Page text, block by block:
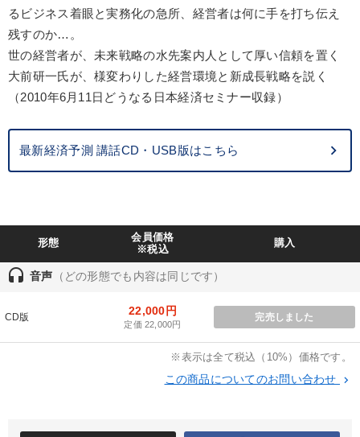
IT・サービス・金融業 コンサルタント 専門家
キーワード
金融 賃金制度 一流人 相続・事業承継
ondemand_video 経営音声・動画を探す refresh 更新する
全国経営者セミナー収録物以外の経営教材（全762タイトル）からお探
しいただけます
会社のパフォーマンスを高める講話 【4月】音声・映像
《強い財務を実践する経営者》講話４選
るビジネス着眼と実務化の急所、経営者は何に手を打ち伝え
残すのか…。
世の経営者が、未来戦略の水先案内人として厚い信頼を置く
大前研一氏が、様変わりした経営環境と新成長戦略を説く
（2010年6月11日どうなる日本経済セミナー収録）
最新経済予測 講話CD・USB版はこちら
形態
会員価格
※税込
購入
headset 音声 （どの形態でも内容は同じです）
CD版 22,000円
定価 22,000円
完売しました
※表示は全て税込（10%）価格です。
この商品についてのお問い合わせ keyboard_arrow_right